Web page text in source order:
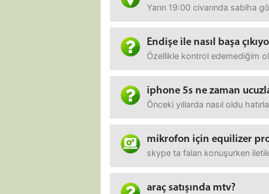
Yarın 19:00 civarında sabiha
Endişe ile nasıl başa
Özellikle kontrol edemediğim
iphone 5s ne zaman
Önceki yıllarda nasıl oldu
mikrofon için equilizer
skype ta falan konuşurken
araç satışında mtv?